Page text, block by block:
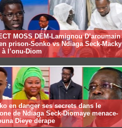
MOSS DEM-Lamignou D’aroumain
prison-Sonko vs Ndiaga Seck-Macky
l’onu-Diom
en danger ses secrets dans le
de Ndiaga Seck-Diomaye menace-
Dieye dérape